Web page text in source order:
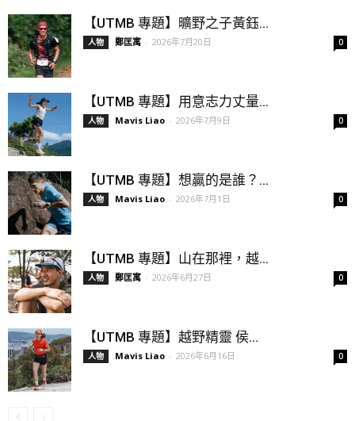
【UTMB 專題】曠野之子黃鈺...
人物 鄭匡寓 - 2026年7月20日 0
【UTMB 專題】用意志力丈量...
人物 Mavis Liao - 2026年7月9日 0
【UTMB 專題】想贏的是誰？...
人物 Mavis Liao - 2026年7月1日 0
【UTMB 專題】山在那裡，越...
人物 鄭匡寓 - 2026年6月27日 0
【UTMB 專題】越野精靈 侯...
人物 Mavis Liao - 2026年6月16日 0